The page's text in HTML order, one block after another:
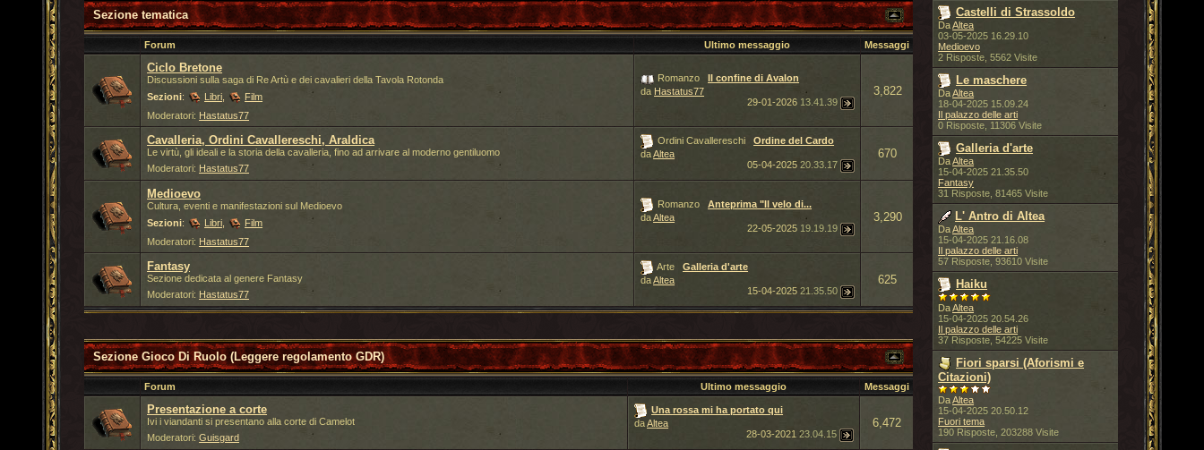
Sezione tematica
Forum Ultimo messaggio Messaggi
Ciclo Bretone
Discussioni sulla saga di Re Artù e dei cavalieri della Tavola Rotonda
Sezioni: Libri
Film
Moderatori: Hastatus77
Romanzo
Il confine di Avalon
da Hastatus77
29-01-2026 13.41.39
3,822
Cavalleria, Ordini Cavallereschi, Araldica
Le virtù, gli ideali e la storia della cavalleria, fino ad arrivare al moderno gentiluomo
Moderatori: Hastatus77
Ordini Cavallereschi
Ordine del Cardo
daAltea
05-04-202520.33.17
670
Medioevo
Cultura, eventi e manifestazioni sul Medioevo
Sezioni: Libri
Film
Moderatori: Hastatus77
Romanzo
Anteprima "Il velo di...
daAltea
22-05-2025 19.19.19
3,290
Fantasy
Sezione dedicata al genere Fantasy
Moderatori: Hastatus77
Arte
Galleria d'arte
daAltea
15-04-202521.35.50
625
Sezione Gioco Di Ruolo (Leggere regolamento GDR)
Forum Ultimo messaggio Messaggi
Presentazione a corte
Ivi i viandanti si presentano alla corte di Camelot
Moderatori:Guisgard
Una rossa mi ha portato qui
daAltea
28-03-202123.04.15
6,472
Castelli di Strassoldo
DaAltea
03-05-2025 16.29.10
Medioevo
2 Risposte, 5562 Visite
Le maschere
DaAltea
18-04-2025 15.09.24
Il palazzo delle arti
0 Risposte, 11306 Visite
Galleria d'arte
DaAltea
15-04-2025 21.35.50
Fantasy
31 Risposte, 81465 Visite
L' Antro di Altea
DaAltea
15-04-2025 21.16.08
Il palazzo delle arti
57 Risposte, 93610 Visite
Haiku
DaAltea
15-04-2025 20.54.26
Il palazzo delle arti
37 Risposte, 54225 Visite
Fiori sparsi (Aforismi e
Citazioni)
DaAltea
15-04-2025 20.50.12
Fuori tema
190 Risposte, 203288 Visite